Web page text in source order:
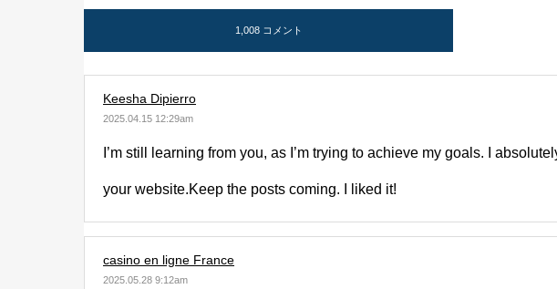
1,008 コメント
Keesha Dipierro
2025.04.15 12:29am
I’m still learning from you, as I’m trying to achieve my goals. I
your website.Keep the posts coming. I liked it!
casino en ligne France
2025.05.28 9:12am